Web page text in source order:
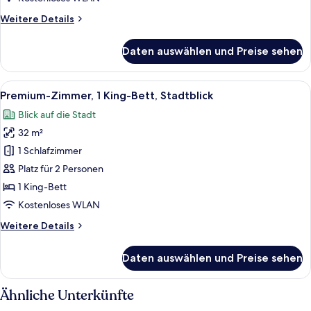
Weitere Details
Weitere
2 Queen-
Betten
Daten auswählen und Preise sehen
Alle
Fotos
für
Premium-
Zimmer,
1 King-
Bett,
Stadtblick
Ein modernes Hotelzimmer mit
9
Premium-Zimmer, 1 King-Bett, Stadtblick
Blick auf die Stadt
32 m²
1 Schlafzimmer
Platz für 2 Personen
1 King-Bett
Kostenloses WLAN
Weitere Details
Weitere
Zimmer,
1 King-
Bett,
Daten auswählen und Preise sehen
Ähnliche Unterkünfte